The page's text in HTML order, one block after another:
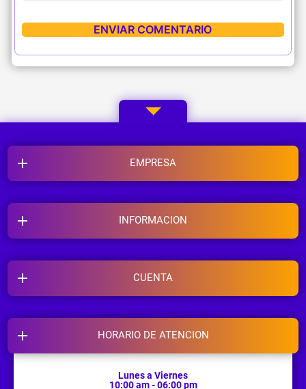
EMPRESA
INFORMACION
HORARIO DE ATENCION
Lunes a Viernes
10:00 am - 06:00 pm
CUENTA